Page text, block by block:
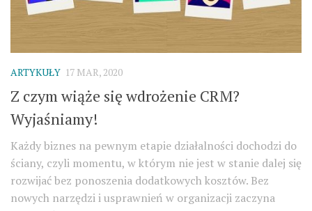
ARTYKUŁY 17 MAR, 2020
Z czym wiąże się wdrożenie CRM?
Wyjaśniamy!
Każdy biznes na pewnym etapie działalności dochodzi do
ściany, czyli momentu, w którym nie jest w stanie dalej się
rozwijać bez ponoszenia dodatkowych kosztów. Bez
nowych narzędzi i usprawnień w organizacji zaczyna